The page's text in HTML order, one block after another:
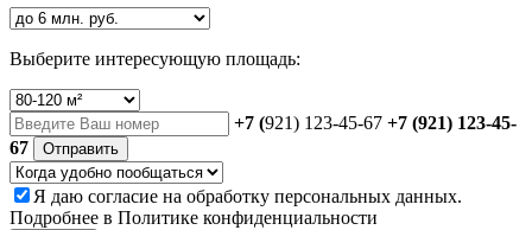
Выберите интересующую площадь:
+7 (921) 123-45-67 +7 (921) 123-45-
67
Отправить
Я даю согласие на обработку персональных данных.
Подробнее в Политике конфиденциальности